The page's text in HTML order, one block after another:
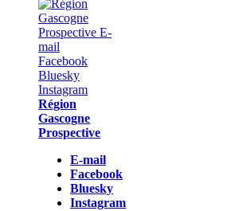
Région
Gascogne
Prospective
E-mail
Facebook
Bluesky
Instagram